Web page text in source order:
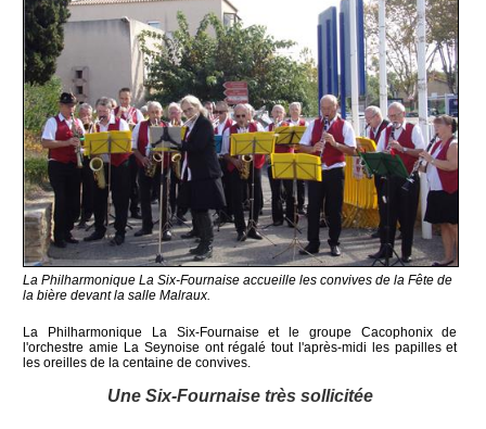
La Philharmonique La Six-Fournaise accueille les convives de la Fête de
la bière devant la salle Malraux.
La Philharmonique La Six-Fournaise et le groupe Cacophonix de
l'orchestre amie La Seynoise ont régalé tout l'après-midi les papilles et
les oreilles de la centaine de convives.
Une Six-Fournaise très sollicitée